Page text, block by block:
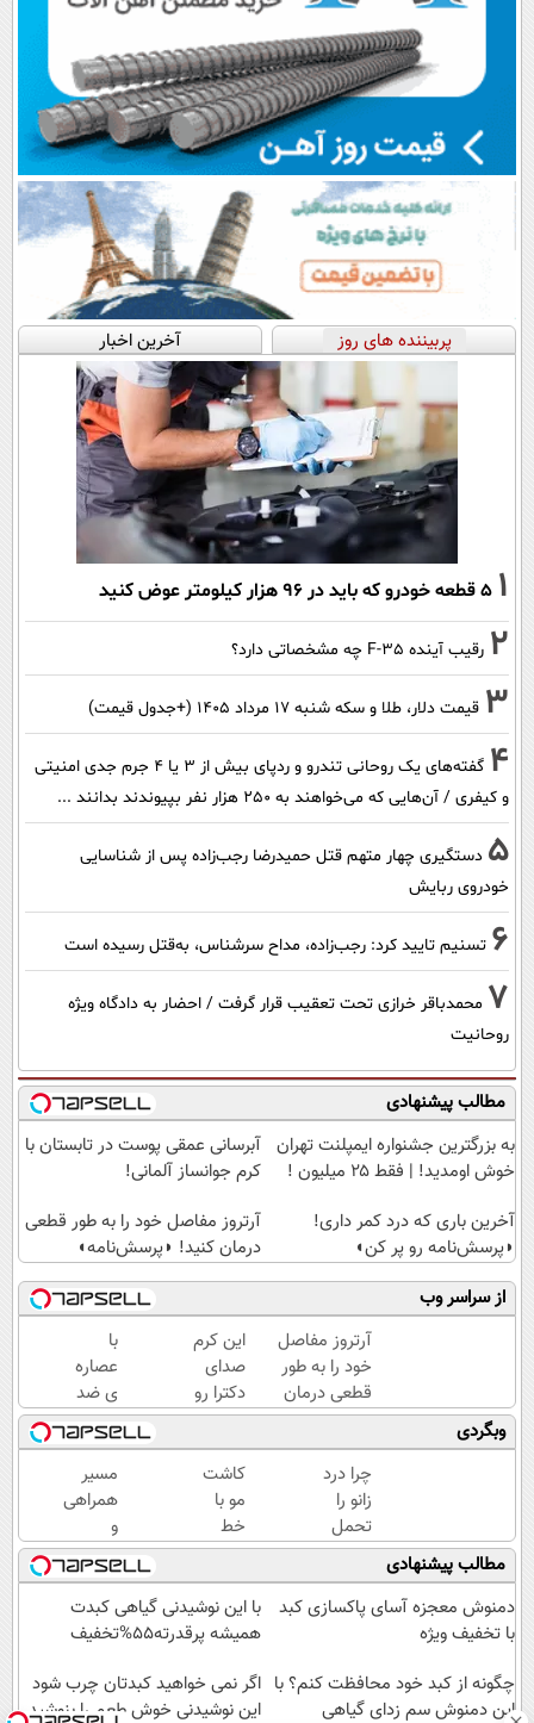
پربیننده های روز آخرین اخبار
1 ۵ قطعه خودرو که باید در ۹۶ هزار کیلومتر عوض کنید
2 رقیب آینده F-35 چه مشخصاتی دارد؟
3 قیمت دلار، طلا و سکه شنبه ۱۷ مرداد ۱۴۰۵ (+جدول قیمت)
4
گفته‌های یک روحانی تندرو و ردپای بیش از ۳ یا ۴ جرم جدی امنیتی
و کیفری / آن‌هایی که می‌خواهند به ۲۵۰ هزار نفر بپیوندند بدانند ...
5 دستگیری چهار متهم قتل حمیدرضا رجب‌زاده پس از شناسایی
خودروی ربایش
6 تسنیم تایید کرد: رجب‌زاده، مداح سرشناس، به‌قتل رسیده است
7 محمدباقر خرازی تحت تعقیب قرار گرفت / احضار به دادگاه ویژه
روحانیت
مطالب پیشنهادی
به بزرگترین جشنواره ایمپلنت تهران
خوش اومدید! | فقط ۲۵ میلیون !
آبرسانی عمقی پوست در تابستان با
کرم جوانساز آلمانی!
آخرین باری که درد کمر داری!
◗پرسش‌نامه رو پر کن◖
آرتروز مفاصل خود را به طور قطعی
درمان کنید! ◗پرسش‌نامه◖
از سراسر وب
آرتروز مفاصل
خود را به طور
قطعی درمان
کنید!
◗پرسش‌نامه◖
این کرم
صدای
دکترا رو
در اورده
😳
چون
دیگه
نیازی
نداری
بوتاکس
کنی!!!
با
عصاره
ی ضد
پیری
جلبک
پوستت
همیشه
جوونه!
وبگردی
چرا درد
زانو را
تحمل
می‌کنی؟
خیلی
ساده
کن
کاشت
مو با
خط
رویش
طبیعی
😍
اقساطی
بهره
مسیر
همراهی
و
گزارش
عملکرد
گروه
اسنپ
۱۴۰۴
مطالب پیشنهادی
دمنوش معجزه آسای پاکسازی کبد
با تخفیف ویژه
با این نوشیدنی گیاهی کبدت
همیشه پرقدرته55%تخفیف
چگونه از کبد خود محافظت کنم؟ با
این دمنوش سم زدای گیاهی
اگر نمی خواهید کبدتان چرب شود
این نوشیدنی خوش طعم را بنوشید